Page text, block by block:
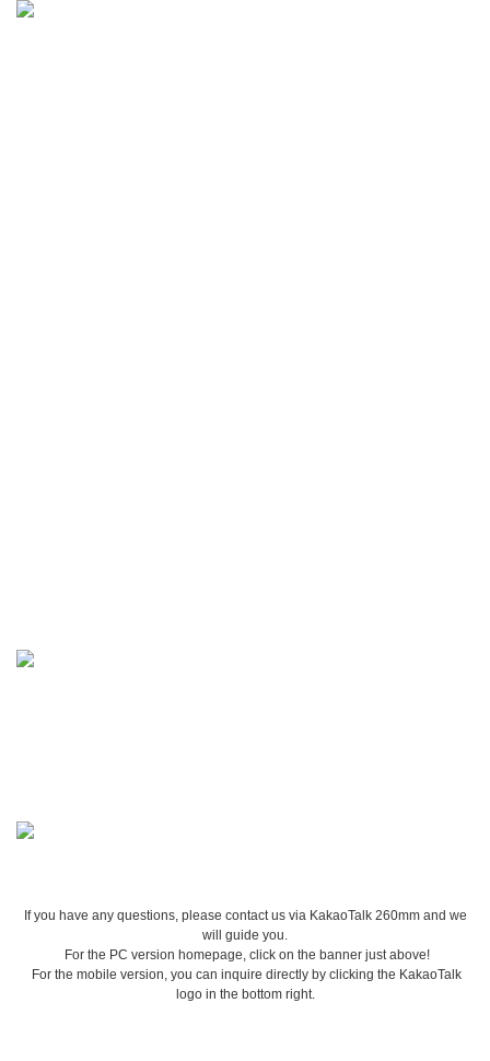
If you have any questions, please contact us via KakaoTalk 260mm and we
will guide you.
For the PC version homepage, click on the banner just above!
For the mobile version, you can inquire directly by clicking the KakaoTalk
logo in the bottom right.